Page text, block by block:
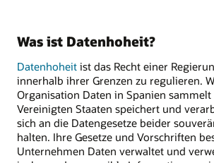
Was ist Datenhoheit?
Datenhoheit ist das Recht einer
innerhalb ihrer Grenzen zu regulieren.
Organisation Daten in Spanien
Vereinigten Staaten speichert und
sich an die Datengesetze beider
halten. Ihre Gesetze und Vorschriften
Unternehmen Daten verwaltet und